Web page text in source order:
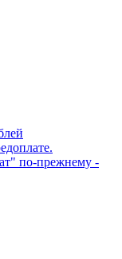
по-прежнему -